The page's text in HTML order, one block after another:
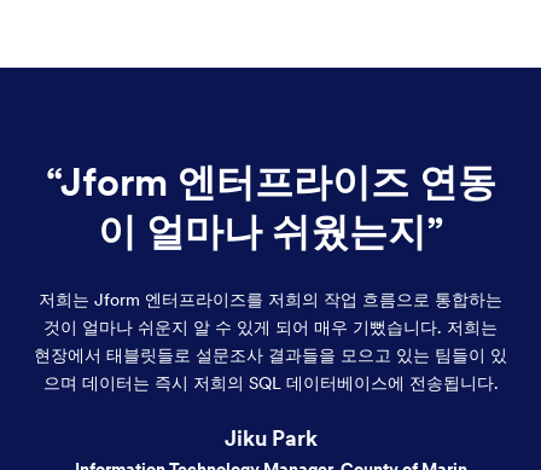
“Jform 엔터프라이즈 연동
이 얼마나 쉬웠는지”
저희는 Jform 엔터프라이즈를 저희의 작업 흐름으로 통합하는
것이 얼마나 쉬운지 알 수 있게 되어 매우 기뻤습니다. 저희는
현장에서 태블릿들로 설문조사 결과들을 모으고 있는 팀들이 있
으며 데이터는 즉시 저희의 SQL 데이터베이스에 전송됩니다.
Jiku Park